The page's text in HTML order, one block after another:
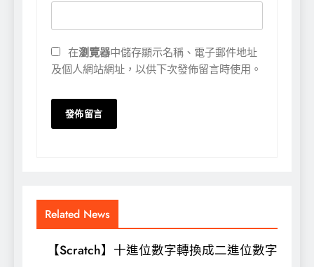
在瀏覽器中儲存顯示名稱、電子郵件地址
及個人網站網址，以供下次發佈留言時使用。
Related News
【Scratch】十進位數字轉換成二進位數字